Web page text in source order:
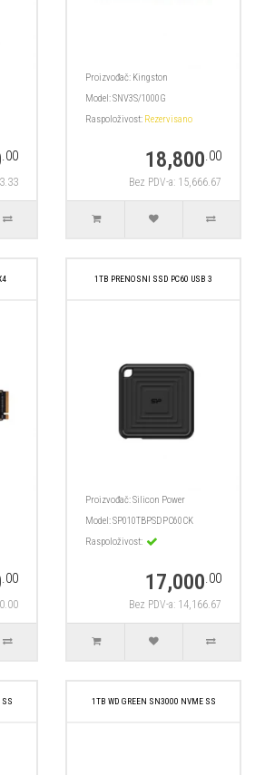
.00
Proizvođač: Kingston
Model:SNV3S/1000G
Raspoloživost: Rezervisano
18,800.00
Bez PDV-a: 15,666.67
.00
1TB PRENOSNI SSD PC60 USB 3
Proizvođač:Silicon Power
Model:SP010TBPSDPC60CK
Raspoloživost:
17,000.00
Bez PDV-a: 14,166.67
SS 1TB WD GREEN SN3000 NVME SS